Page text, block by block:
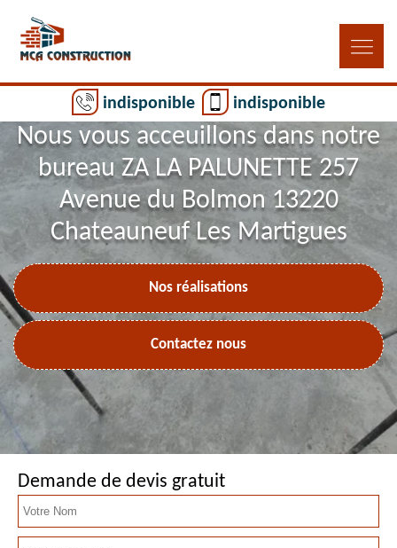
indisponible indisponible
Nous vous acceuillons dans notre
bureau ZA LA PALUNETTE 257
Avenue du Bolmon 13220
Chateauneuf Les Martigues
Nos réalisations
Contactez nous
Demande de devis gratuit